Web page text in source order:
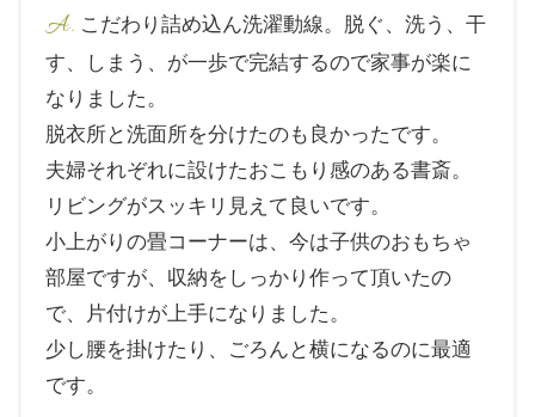
A. こだわり詰め込ん洗濯動線。脱ぐ、洗う、干
す、しまう、が一歩で完結するので家事が楽に
なりました。
脱衣所と洗面所を分けたのも良かったです。
夫婦それぞれに設けたおこもり感のある書斎。
リビングがスッキリ見えて良いです。
小上がりの畳コーナーは、今は子供のおもちゃ
部屋ですが、収納をしっかり作って頂いたの
で、片付けが上手になりました。
少し腰を掛けたり、ごろんと横になるのに最適
です。